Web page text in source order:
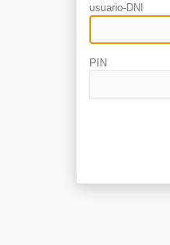
usuario-DNI
PIN